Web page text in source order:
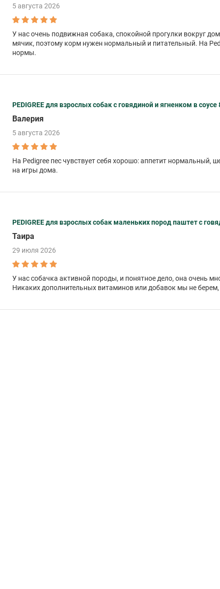
5 августа 2026
У нас очень подвижная собака, спокойной прогулки вокруг
мячик, поэтому корм нужен нормальный и питательный. На
нормы.
PEDIGREE для взрослых собак с говядиной и ягненком в соусе
Валерия
5 августа 2026
На Pedigree пес чувствует себя хорошо: аппетит нормальный,
на игры дома.
PEDIGREE для взрослых собак маленьких пород паштет с
Таира
29 июля 2026
У нас собачка активной породы, и понятное дело, она очень
Никаких дополнительных витаминов или добавок мы не берем,